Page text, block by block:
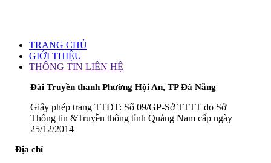
TRANG CHỦ
GIỚI THIỆU
THÔNG TIN LIÊN HỆ
Đài Truyền thanh Phường Hội An, TP Đà Nẵng
Giấy phép trang TTĐT: Số 09/GP-Sở TTTT do Sở
Thông tin &Truyền thông tỉnh Quảng Nam cấp ngày
25/12/2014
Địa chỉ